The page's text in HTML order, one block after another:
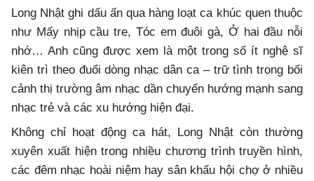
Long Nhật ghi dấu ấn qua hàng loạt ca khúc quen thuộc
như Mấy nhịp cầu tre, Tóc em đuôi gà, Ở hai đầu nỗi
nhớ… Anh cũng được xem là một trong số ít nghệ sĩ
kiên trì theo đuổi dòng nhạc dân ca – trữ tình trong bối
cảnh thị trường âm nhạc dần chuyển hướng mạnh sang
nhạc trẻ và các xu hướng hiện đại.
Không chỉ hoạt động ca hát, Long Nhật còn thường
xuyên xuất hiện trong nhiều chương trình truyền hình,
các đêm nhạc hoài niệm hay sân khấu hội chợ ở nhiều